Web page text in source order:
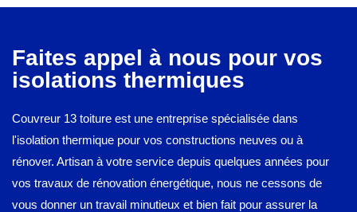
Faites appel à nous pour vos
isolations thermiques
Couvreur 13 toiture est une entreprise spécialisée dans
l'isolation thermique pour vos constructions neuves ou à
rénover. Artisan à votre service depuis quelques années pour
vos travaux de rénovation énergétique, nous ne cessons de
vous donner un travail minutieux et bien fait pour assurer la